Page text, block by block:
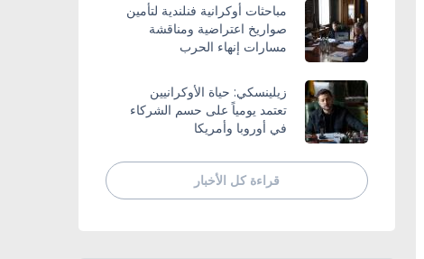
مباحثات أوكرانية فنلندية لتأمين
صواريخ اعتراضية ومناقشة
مسارات إنهاء الحرب
زيلينسكي: حياة الأوكرانيين
تعتمد يومياً على حسم الشركاء
في أوروبا وأمريكا
قراءة كل الأخبار